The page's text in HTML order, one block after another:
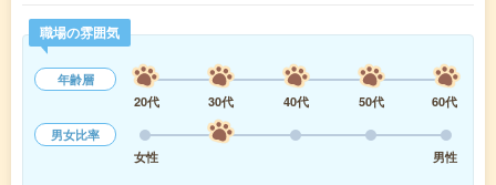
職場の雰囲気
年齢層
20代
30代 40代 50代
60代
男女比率
女性
男性